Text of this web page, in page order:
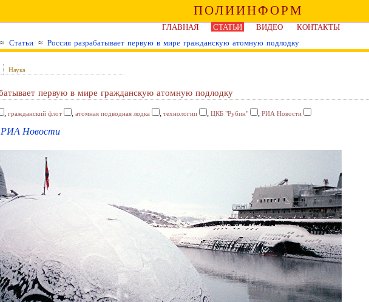
ПОЛИИНФОРМ
ГЛАВНАЯ СТАТЬИ ВИДЕО
КОНТАКТЫ
≈ Статьи ≈ Россия разрабатывает первую в мире гражданскую атомную подлодку
Наука
первую в мире гражданскую атомную подлодку
, гражданский флот , атомная подводная лодка , технологии , ЦКБ "Рубин" , РИА Новости
РИА Новости